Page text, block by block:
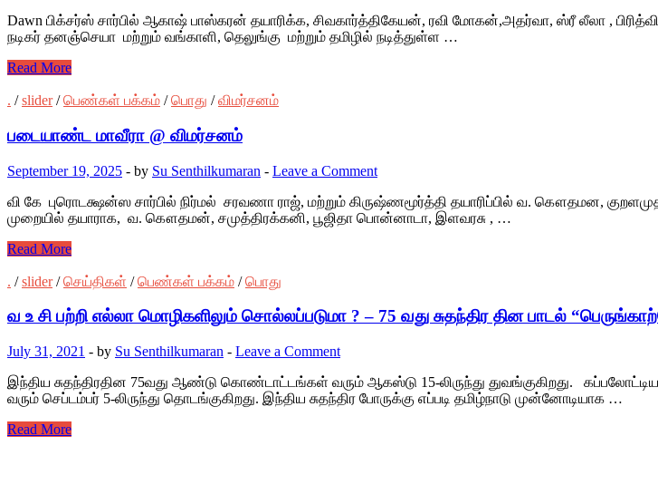
Dawn பிக்சர்ஸ் சார்பில் ஆகாஷ் பாஸ்கரன் தயாரிக்க, சிவகார்த்திகேயன், ரவி மோகன்,அதர்வா, ஸ்ரீ லீலா ,
நடிகர் தனஞ்செயா மற்றும் வங்காளி, தெலுங்கு மற்றும் தமிழில் நடித்துள்ள …
Read More
. /slider/பெண்கள் பக்கம் /பொது /விமர்சனம்
படையாண்ட மாவீரா @ விமர்சனம்
September 19, 2025 - by Su Senthilkumaran - Leave a Comment
வி கே புரொடக்ஷன்ஸ சார்பில் நிர்மல் சரவணா ராஜ், மற்றும் கிருஷ்ணமூர்த்தி தயாரிப்பில் வ. கௌதமன,
முறையில் தயாராக, வ. கௌதமன், சமுத்திரக்கனி, பூஜிதா பொன்னாடா, இளவரசு , …
Read More
. /slider/செய்திகள் /பெண்கள் பக்கம் /பொது
வ உ சி பற்றி எல்லா மொழிகளிலும் சொல்லப்படுமா ? – 75 வது சுதந்திர தின பாடல்
July 31, 2021 - by Su Senthilkumaran - Leave a Comment
இந்திய சுதந்திரதின 75வது ஆண்டு கொண்டாட்டங்கள் வரும் ஆகஸ்டு 15-லிருந்து துவங்குகிறது.
வரும் செப்டம்பர் 5-லிருந்து தொடங்குகிறது. இந்திய சுதந்திர போருக்கு எப்படி தமிழ்நாடு முன்னோடியாக …
Read More